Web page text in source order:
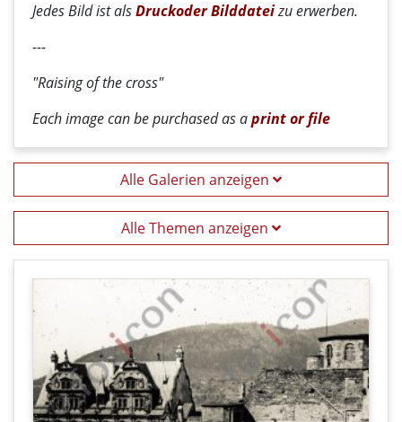
Jedes Bild ist alsDruckoderBilddateizu erwerben.
---
"Raising of the cross"
Each image can be purchased as aprint or file
Alle Galerien anzeigen
Alle Themen anzeigen